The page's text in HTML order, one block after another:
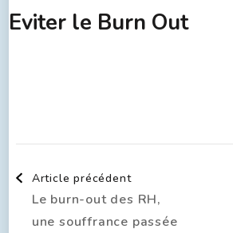
Eviter le Burn Out
Article précédent
Le burn-out des RH,
une souffrance passée